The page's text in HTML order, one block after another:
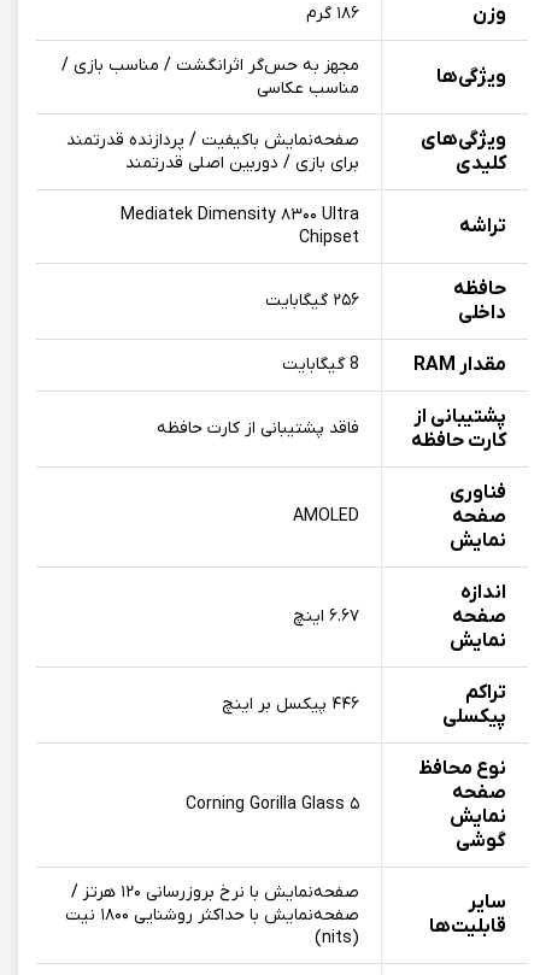
وزن ۱۸۶ گرم
ویژگی‌ها
مجهز به حس‌گر اثرانگشت / مناسب بازی /
مناسب عکاسی
ویژگی‌های
کلیدی
صفحه‌نمایش باکیفیت / پردازنده قدرتمند
برای بازی / دوربین اصلی قدرتمند
تراشه
Mediatek Dimensity ۸۳۰۰ Ultra
Chipset
حافظه
داخلی
۲۵۶ گیگابایت
مقدار RAM 8 گیگابایت
پشتیبانی از
کارت حافظه
فاقد پشتیبانی از کارت حافظه
فناوری
صفحه‌
نمایش
AMOLED
اندازه
صفحه
نمایش
۶.۶۷ اینچ
تراکم
پیکسلی
۴۴۶ پیکسل بر اینچ
نوع محافظ
صفحه
نمایش
گوشی
Corning Gorilla Glass ۵
سایر
قابلیت‌ها
صفحه‌نمایش با نرخ بروزرسانی ۱۲۰ هرتز /
صفحه‌نمایش با حداکثر روشنایی ۱۸۰۰ نیت
(nits)